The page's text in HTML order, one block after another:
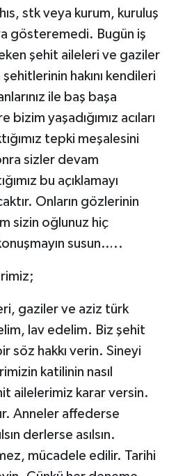
stk veya kurum, kuruluş
gösteremedi. Bugün iş
şehit aileleri ve gaziler
şehitlerinin hakını kendileri
ile baş başa
bizim yaşadığımız acıları
tepki meşalesini
sizler devam
bu açıklamayı
Onların gözlerinin
sizin oğlunuz hiç
susun…..
gaziler ve aziz türk
lav edelim. Biz şehit
söz hakkı verin. Sineyi
katilinin nasıl
ailelerimiz karar versin.
Anneler affederse
derlerse asılsın.
mücadele edilir. Tarihi